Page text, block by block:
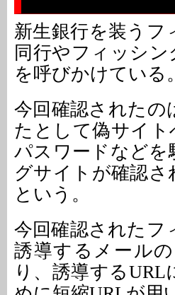
新生銀行を装うフ
同行やフィッシ
を呼びかけている。
今回確認されたの
たとして偽サイト
パスワードなどを
グサイトが確認
という。
今回確認されたフ
誘導するメール
り、誘導する